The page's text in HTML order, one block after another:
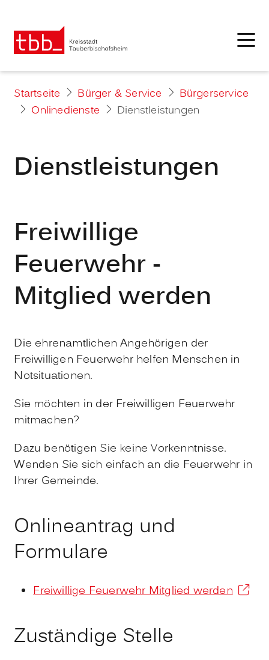
Startseite Bürger & Service
Bürgerservice
Onlinedienste
Dienstleistungen
Dienstleistungen
Freiwillige
Feuerwehr -
Mitglied werden
Die ehrenamtlichen Angehörigen der
Freiwilligen Feuerwehr helfen Menschen in
Notsituationen.
Sie möchten in der Freiwilligen Feuerwehr
mitmachen?
Dazu benötigen Sie keine Vorkenntnisse.
Wenden Sie sich einfach an die Feuerwehr in
Ihrer Gemeinde.
Onlineantrag und
Formulare
Freiwillige Feuerwehr Mitglied werden
Zuständige Stelle